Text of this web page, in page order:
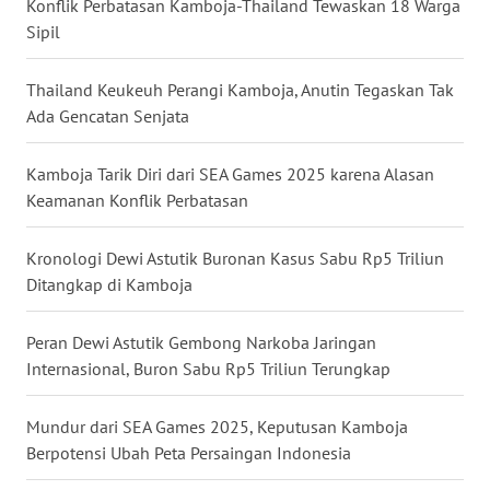
Konflik Perbatasan Kamboja-Thailand Tewaskan 18 Warga
Sipil
Thailand Keukeuh Perangi Kamboja, Anutin Tegaskan Tak
Ada Gencatan Senjata
Kamboja Tarik Diri dari SEA Games 2025 karena Alasan
Keamanan Konflik Perbatasan
Kronologi Dewi Astutik Buronan Kasus Sabu Rp5 Triliun
Ditangkap di Kamboja
Peran Dewi Astutik Gembong Narkoba Jaringan
Internasional, Buron Sabu Rp5 Triliun Terungkap
Mundur dari SEA Games 2025, Keputusan Kamboja
Berpotensi Ubah Peta Persaingan Indonesia
WN
BABEL
WN
WN
WN
BENGKULU
WN
LAMPUNG
WN
JATENG